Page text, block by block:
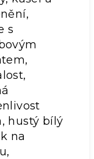
s
hustý bílý
na